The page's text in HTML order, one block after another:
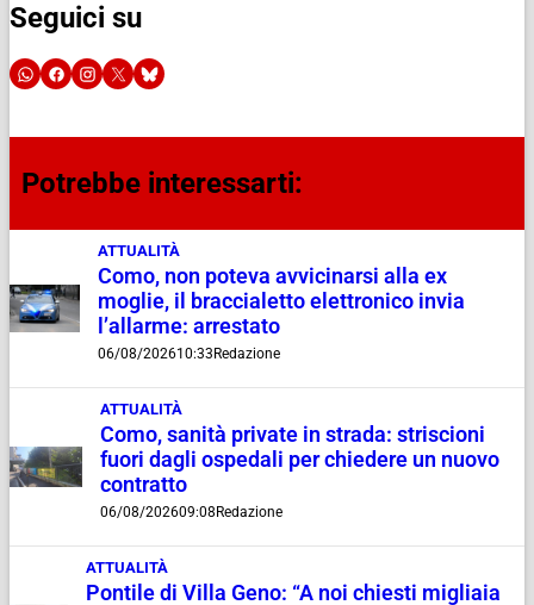
Seguici su
Potrebbe interessarti:
ATTUALITÀ
Como, non poteva avvicinarsi alla ex
moglie, il braccialetto elettronico invia
l’allarme: arrestato
06/08/202610:33 Redazione
ATTUALITÀ
Como, sanità private in strada: striscioni
fuori dagli ospedali per chiedere un nuovo
contratto
06/08/202609:08 Redazione
ATTUALITÀ
Pontile di Villa Geno: “A noi chiesti migliaia